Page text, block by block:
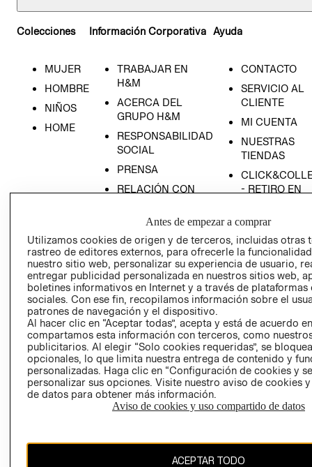
Colecciones
MUJER
HOMBRE
NIÑOS
HOME
Información Corporativa
TRABAJAR EN
H&M
ACERCA DEL
GRUPO H&M
RESPONSABILIDAD
SOCIAL
PRENSA
RELACIÓN CON
POLÍTICA
EMPRESARIAL
Ayuda
CONTACTO
SERVICIO AL
CLIENTE
MI CUENTA
NUESTRAS
TIENDAS
- RETIRO EN
TÉRMINOS Y
CONDICIONES
AVISO DE
PRIVACIDAD
GIFT CARD
COOKIES
CAMBIAR REGIÓN
Antes de empezar a comprar
Utilizamos cookies de origen y de terceros, incluidas otras
rastreo de editores externos, para ofrecerle la
nuestro sitio web, personalizar su experiencia de usuario,
entregar publicidad personalizada en nuestros sitios web,
boletines informativos en Internet y a través de plataformas
sociales. Con ese fin, recopilamos información sobre el
patrones de navegación y el dispositivo.
Al hacer clic en “Aceptar todas”, acepta y está de acuerdo
compartamos esta información con terceros, como
publicitarios. Al elegir “Solo cookies requeridas”, se
opcionales, lo que limita nuestra entrega de contenido y
personalizadas. Haga clic en “Configuración de cookies y
personalizar sus opciones. Visite nuestro aviso de cookies
de datos para obtener más información.
Aviso de cookies y uso compartido de datos
ACEPTAR TODO